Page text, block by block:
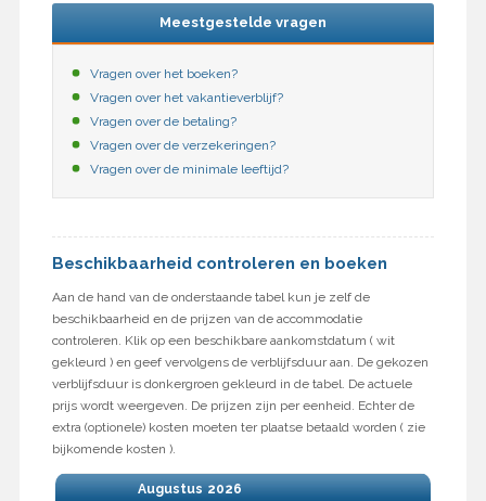
Meestgestelde vragen
Vragen over het boeken?
Vragen over het vakantieverblijf?
Vragen over de betaling?
Vragen over de verzekeringen?
Vragen over de minimale leeftijd?
Beschikbaarheid controleren en boeken
Aan de hand van de onderstaande tabel kun je zelf de
beschikbaarheid en de prijzen van de accommodatie
controleren. Klik op een beschikbare aankomstdatum ( wit
gekleurd ) en geef vervolgens de verblijfsduur aan. De gekozen
verblijfsduur is donkergroen gekleurd in de tabel. De actuele
prijs wordt weergeven. De prijzen zijn per eenheid. Echter de
extra (optionele) kosten moeten ter plaatse betaald worden ( zie
bijkomende kosten ).
2026
Augustus